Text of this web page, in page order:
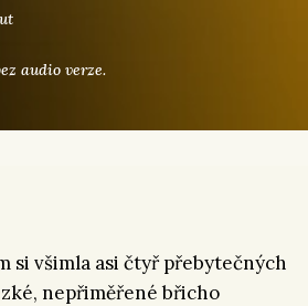
audio verze.
si všimla asi čtyř přebytečných
nepřiměřené břicho